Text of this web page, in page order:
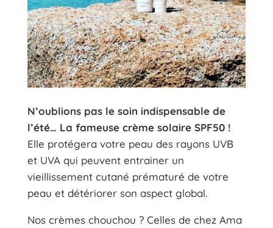
N’oublions pas le soin indispensable de
l’été… La fameuse crème solaire SPF50 !
Elle protégera votre peau des rayons UVB
et UVA qui peuvent entrainer un
vieillissement cutané prématuré de votre
peau et détériorer son aspect global.
Nos crèmes chouchou ? Celles de chez Ama